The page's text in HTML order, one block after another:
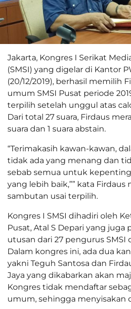
Jakarta, Kongres I Serikat
(SMSI) yang digelar di Kantor
(20/12/2019), berhasil memilih
umum SMSI Pusat periode
terpilih setelah unggul atas
Dari total 27 suara, Firdaus
suara dan 1 suara abstain.
“Terimakasih kawan-kawan,
tidak ada yang menang dan
sebab semua untuk
yang lebih baik,”” kata
sambutan usai terpilih.
Kongres I SMSI dihadiri oleh
Pusat, Atal S Depari yang juga
utusan dari 27 pengurus SMSI
Dalam kongres ini, ada dua
yakni Teguh Santosa dan
Jaya yang dikabarkan akan
Kongres tidak mendaftar
umum, sehingga menyisakan